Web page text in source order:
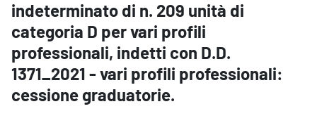
indeterminato di n. 209 unità di
categoria D per vari profili
professionali, indetti con D.D.
1371_2021 - vari profili professionali:
cessione graduatorie.